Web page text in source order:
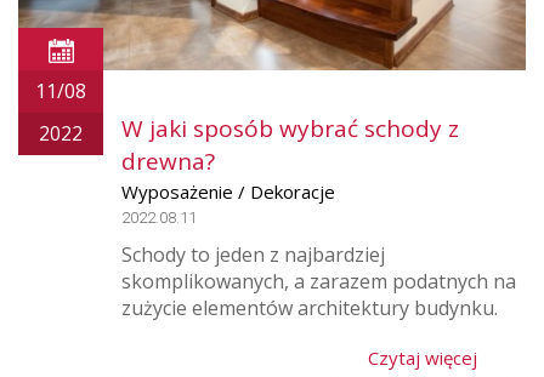
11/08
2022
W jaki sposób wybrać schody z
drewna?
Wyposażenie / Dekoracje
2022.08.11
Schody to jeden z najbardziej
skomplikowanych, a zarazem podatnych na
zużycie elementów architektury budynku.
Czytaj więcej